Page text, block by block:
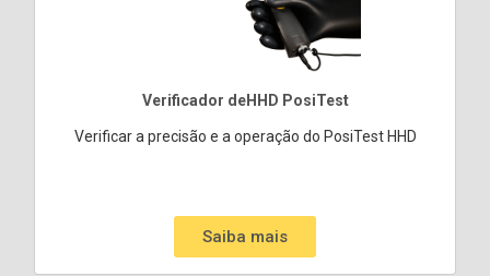
Verificador deHHD PosiTest
Verificar a precisão e a operação do PosiTest HHD
Saiba mais